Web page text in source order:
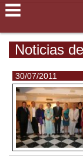
Noticias
30/07/2011